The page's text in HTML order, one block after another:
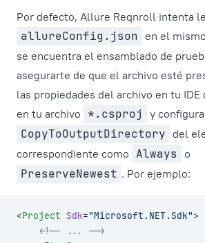
Por defecto, Allure Reqnroll intenta
allureConfig.json en el
se encuentra el ensamblado de
asegurarte de que el archivo esté
las propiedades del archivo en tu
en tu archivo *.csproj y
CopyToOutputDirectory del
correspondiente como Always o
PreserveNewest . Por ejemplo:
<Project Sdk="Microsoft.NET.Sdk">
    <!-- ... -->